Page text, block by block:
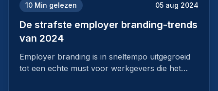
10 Min gelezen 05 aug 2024
De strafste employer branding-trends
van 2024
Employer branding is in sneltempo uitgegroeid
tot een echte must voor werkgevers die het